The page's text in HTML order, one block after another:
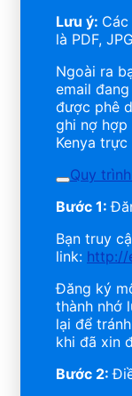
Lưu ý:
là PDF,
Ngoài ra
email
được phê
ghi nợ
Kenya trực
Quy
Bước 1:
Bạn truy
link: http://
Đăng ký
thành nhớ
lại để
khi đã xin
Bước 2: